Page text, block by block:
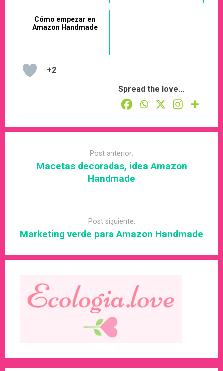
Cómo empezar en
Amazon Handmade
+2
Spread the love...
Post anterior:
Macetas decoradas, idea Amazon
Handmade
Post siguiente:
Marketing verde para Amazon Handmade